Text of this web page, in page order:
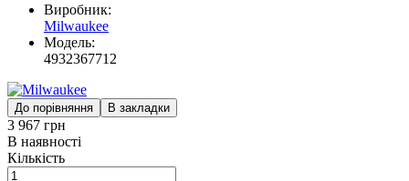
Виробник:
Milwaukee
Модель:
4932367712
До порівняння В закладки
3 967 грн
В наявності
Кількість